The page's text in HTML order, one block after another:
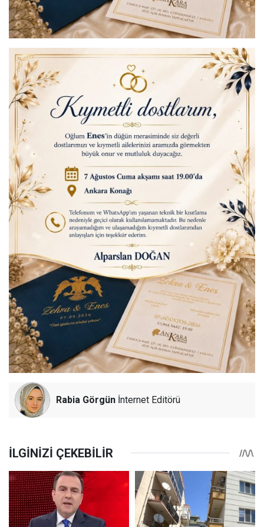
Rabia Görgün İnternet Editörü